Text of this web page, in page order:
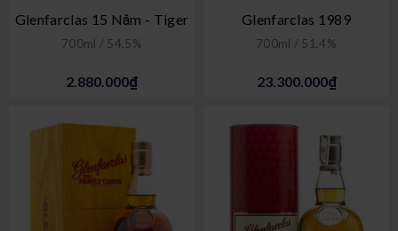
Glenfarclas 15 Năm - Tiger
700ml / 54,5%
2.880.000₫
Glenfarclas 1989
700ml / 51,4%
23.300.000₫